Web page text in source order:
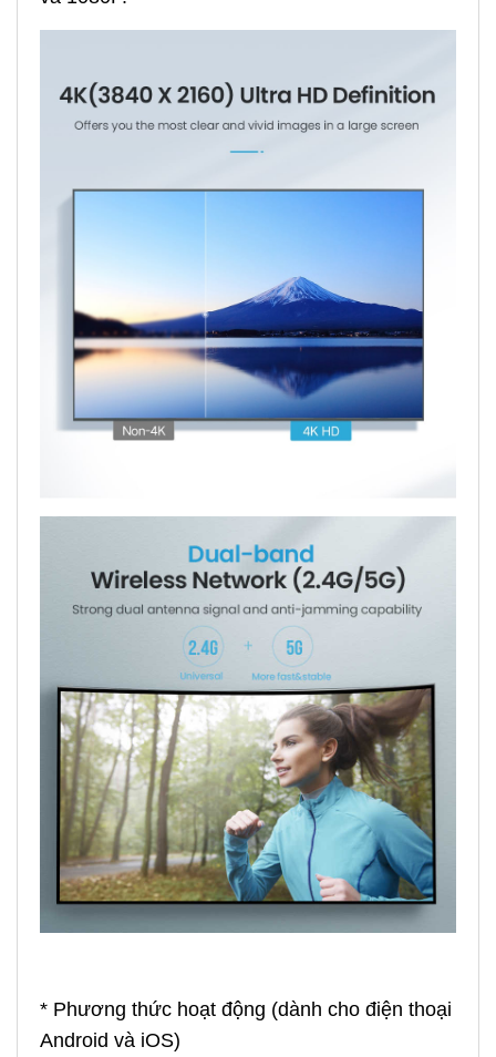
* Phương thức hoạt động (dành cho điện thoại
Android và iOS)